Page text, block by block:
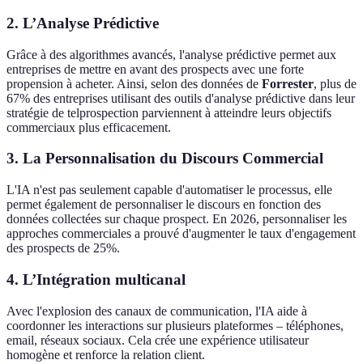
2. L’Analyse Prédictive
Grâce à des algorithmes avancés, l'analyse prédictive permet aux
entreprises de mettre en avant des prospects avec une forte
propension à acheter. Ainsi, selon des données de Forrester, plus de
67% des entreprises utilisant des outils d'analyse prédictive dans leur
stratégie de telprospection parviennent à atteindre leurs objectifs
commerciaux plus efficacement.
3. La Personnalisation du Discours Commercial
L'IA n'est pas seulement capable d'automatiser le processus, elle
permet également de personnaliser le discours en fonction des
données collectées sur chaque prospect. En 2026, personnaliser les
approches commerciales a prouvé d'augmenter le taux d'engagement
des prospects de 25%.
4. L’Intégration multicanal
Avec l'explosion des canaux de communication, l'IA aide à
coordonner les interactions sur plusieurs plateformes – téléphones,
email, réseaux sociaux. Cela crée une expérience utilisateur
homogène et renforce la relation client.